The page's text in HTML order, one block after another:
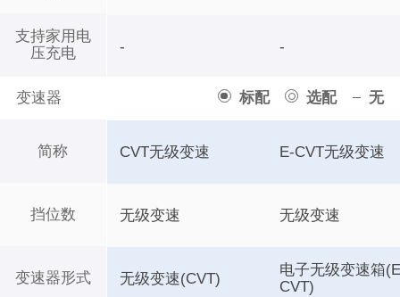
支持家用电
压充电
变速器 标配 选配 无
简称
挡位数
变速器形式
- -
CVT无级变速 E-CVT无级变速
无级变速 无级变速
无级变速(CVT)
电子无级变速箱
CVT)